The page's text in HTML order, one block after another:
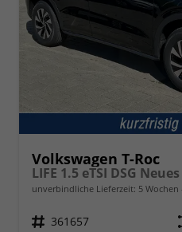
Volkswagen T-Roc
unverbindliche Lieferzeit: 5 Wochen
Fahrzeugnr. 361657